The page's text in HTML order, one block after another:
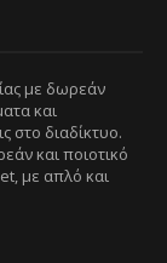
με δωρεάν
και
στο διαδίκτυο.
και ποιοτικό
με απλό και